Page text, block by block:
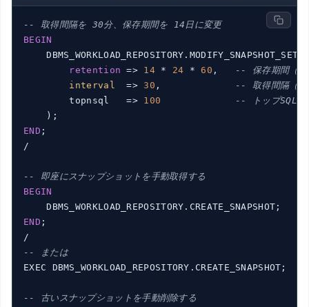
-- 取得間隔を 30分、保存期間を 14日に変更
BEGIN
retention => 14 * 24 * 60 ,
-- 保存期間（
interval
  =>
30 ,
-- 取得間隔（
        topnsql   =>
100
-- トップSQL保
END ;
/
-- 即座にスナップショットを手動取得する
BEGIN
END ;
-- または
EXEC DBMS_WORKLOAD_REPOSITORY.CREATE_SNAPSHOT;
-- 古いスナップショットを手動削除する